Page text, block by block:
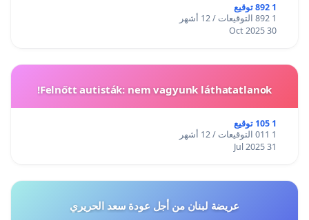
1 892 توقيع
1 892 التوقيعات / 12 أشهر
30 Oct 2025
Felnőtt autisták: nem vagyunk láthatatlanok!
1 105 توقيع
1 011 التوقيعات / 12 أشهر
31 Jul 2025
عريضة لبنان من أجل عودة سعد الحريري